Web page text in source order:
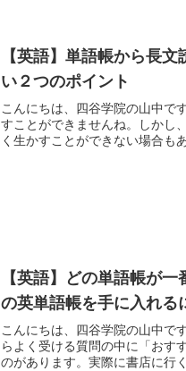
【英語】単語帳から長
い２つのポイント
こんにちは、四谷学院の山中で
すことができませんね。しかし
く生かすことができない場合も
【英語】どの単語帳が
の英単語帳を手に入れる
こんにちは、四谷学院の山中で
らよく受ける質問の中に「おす
のがあります。実際に書店に行